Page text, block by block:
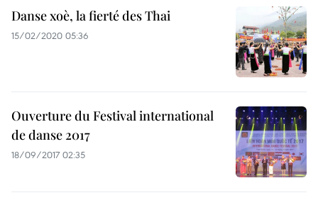
Danse xoè, la fierté des Thai
15/02/2020 05:36
Ouverture du Festival international
de danse 2017
18/09/2017 02:35